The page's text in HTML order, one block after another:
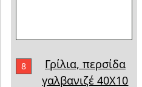
8
Γρίλια, περσίδα
γαλβανιζέ 40Χ10